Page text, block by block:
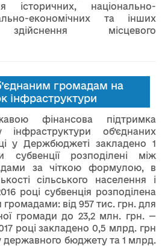
історичних, національно-
економічних та інших
місцевого
громадам на
інфраструктури
фінансова підтримка
інфраструктури об’єднаних
у Держбюджеті закладено 1
розподілені між
за чіткою формулою, в
сільського населення і
році субвенція розподілена
громадами: від 957 тис. грн. для
громади до 23,2 млн. грн. —
році закладено 0,5 млрд. грн
державного бюджету та 1 млрд.